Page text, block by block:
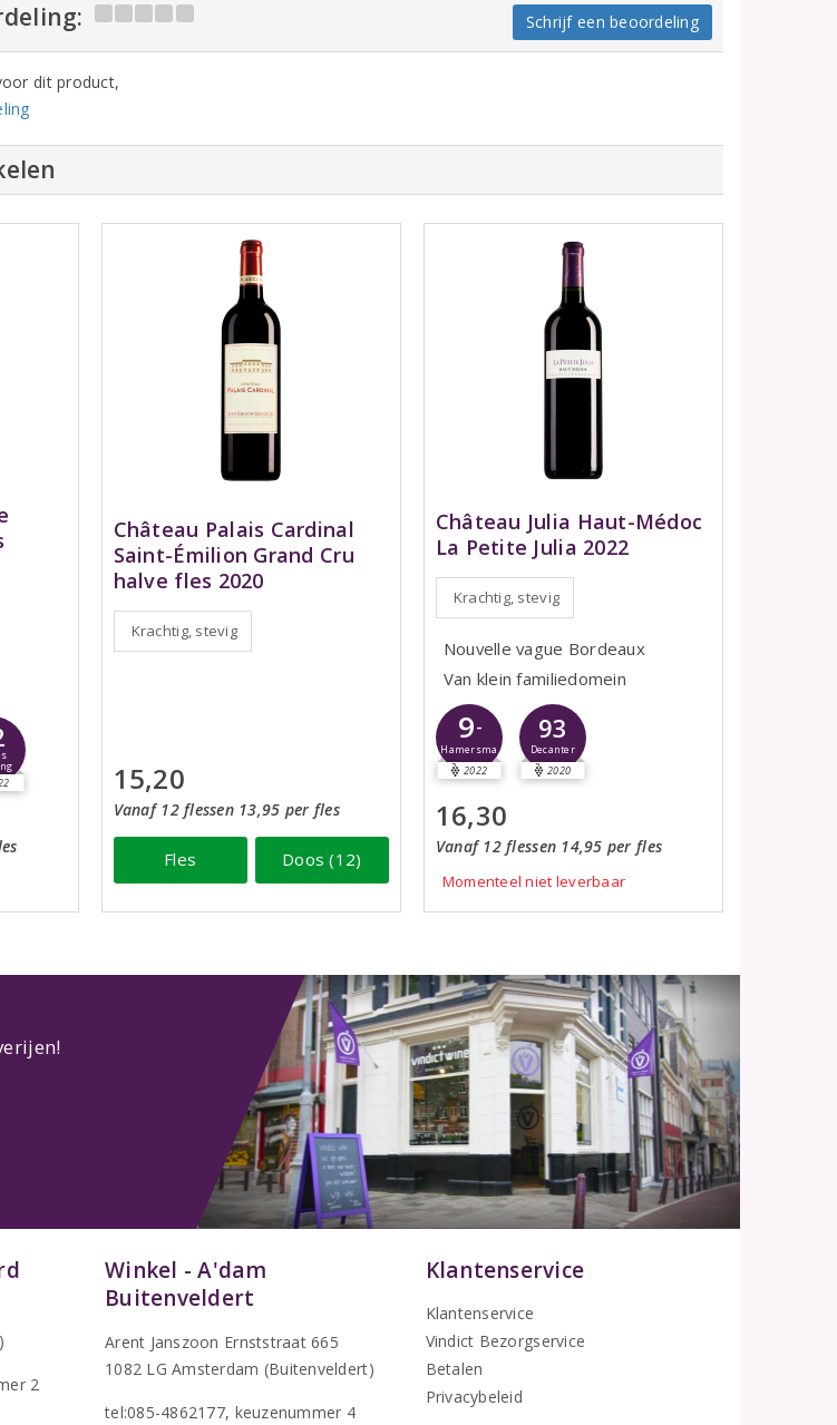
Schrijf een beoordeling
dit product,
Château Palais Cardinal
Saint-Émilion Grand Cru
halve fles 2020
Krachtig, stevig
15,20
Vanaf 12 flessen 13,95 per fles
Fles Doos (12)
Château Julia Haut-Médoc
La Petite Julia 2022
Krachtig, stevig
Nouvelle vague Bordeaux
Van klein familiedomein
9-
Hamersma
2022
93
Decanter
2020
16,30
Vanaf 12 flessen 14,95 per fles
Momenteel niet leverbaar
2
Winkel - A'dam
Buitenveldert
Arent Janszoon Ernststraat 665
1082 LG Amsterdam (Buitenveldert)
tel:085-4862177, keuzenummer 4
Klantenservice
Klantenservice
Vindict Bezorgservice
Betalen
Privacybeleid